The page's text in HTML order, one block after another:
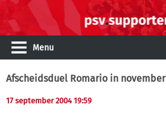
Menu
Afscheidsduel Romario in november
17 september 2004 19:59